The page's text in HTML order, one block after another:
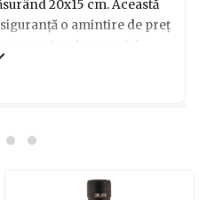
20x15 cm. Această
o amintire de preț
unui cadou special.
pentru un membru al
și pentru a întâmpina